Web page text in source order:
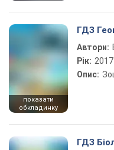
показати
обкладинку
ГДЗ
Автори:
Рік: 2017
Опис:
ГДЗ